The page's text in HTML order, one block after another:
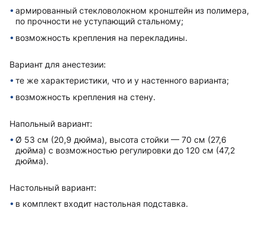
армированный стекловолокном кронштейн из полимера,
по прочности не уступающий стальному;
возможность крепления на перекладины.
Вариант для анестезии:
те же xарактеристики, что и у настенного варианта;
возможность крепления на стену.
Напольный вариант:
Ø 53 см (20,9 дюйма), высота стойки — 70 см (27,6
дюйма) с возможностью регулировки до 120 см (47,2
дюйма).
Настольный вариант:
в комплект вxодит настольная подставка.